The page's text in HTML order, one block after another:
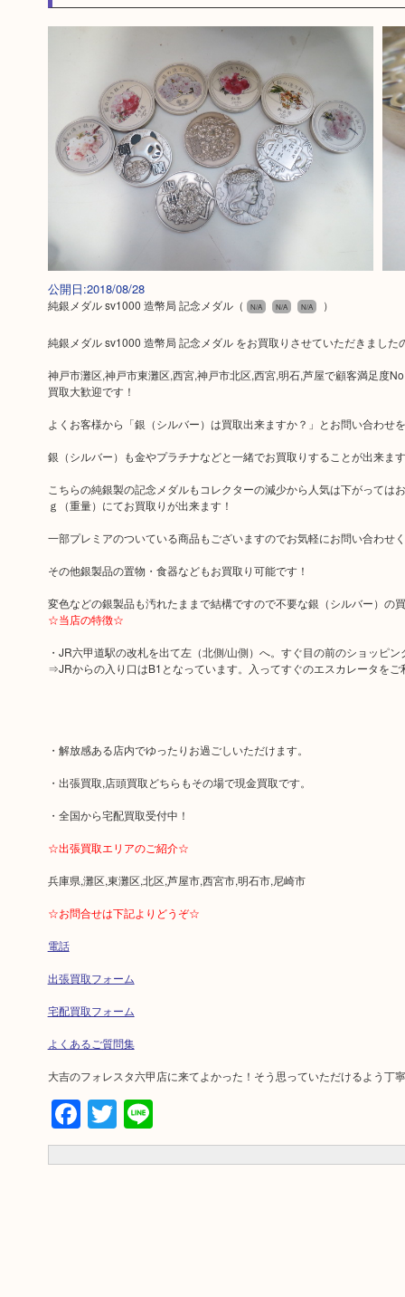
公開日:2018/08/28
純銀メダル sv1000 造幣局 記念メダル（ N/A N/A N/A ）
純銀メダル sv1000 造幣局 記念メダル をお買取りさせていただきました
神戸市灘区,神戸市東灘区,西宮,神戸市北区,西宮,明石,芦屋で顧客満足度
買取大歓迎です！
よくお客様から「銀（シルバー）は買取出来ますか？」とお問い合わせ
銀（シルバー）も金やプラチナなどと一緒でお買取りすることが出来ま
こちらの純銀製の記念メダルもコレクターの減少から人気は下がっては
ｇ（重量）にてお買取りが出来ます！
一部プレミアのついている商品もございますのでお気軽にお問い合わせ
その他銀製品の置物・食器などもお買取り可能です！
変色などの銀製品も汚れたままで結構ですので不要な銀（シルバー）の
☆当店の特徴☆
・JR六甲道駅の改札を出て左（北側/山側）へ。すぐ目の前のショッピ
⇒JRからの入り口はB1となっています。入ってすぐのエスカレータをご
・解放感ある店内でゆったりお過ごしいただけます。
・出張買取,店頭買取どちらもその場で現金買取です。
・全国から宅配買取受付中！
☆出張買取エリアのご紹介☆
兵庫県,灘区,東灘区,北区,芦屋市,西宮市,明石市,尼崎市
☆お問合せは下記よりどうぞ☆
電話
出張買取フォーム
宅配買取フォーム
よくあるご質問集
大吉のフォレスタ六甲店に来てよかった！そう思っていただけるよう丁
Facebook
Twitter
Line